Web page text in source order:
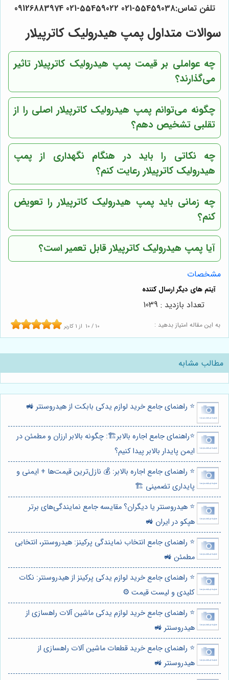
تلفن تماس:55459038-021 55459022-021 09126883974
سوالات متداول پمپ هیدرولیک کاترپیلار
چه عواملی بر قیمت پمپ هیدرولیک کاترپیلار تاثیر
می‌گذارند؟
چگونه می‌توانم پمپ هیدرولیک کاترپیلار اصلی را از
تقلبی تشخیص دهم؟
چه نکاتی را باید در هنگام نگهداری از پمپ
هیدرولیک کاترپیلار رعایت کنم؟
چه زمانی باید پمپ هیدرولیک کاترپیلار را تعویض
کنم؟
آیا پمپ هیدرولیک کاترپیلار قابل تعمیر است؟
مشخصات
به این مقاله امتیاز بدهید : 10 / 10 از 1 کاربر
تعداد بازدید : 1039
مطالب مشابه
⭐️ راهنمای جامع خرید لوازم یدکی بابکت از هیدروسنتر 🚜
⭐️راهنمای جامع اجاره بالابر🏗️: چگونه بالابر ارزان و مطمئن در
ایمن پایدار بالابر پیدا کنیم؟
⭐️ راهنمای جامع اجاره بالابر: 💰 نازل‌ترین قیمت‌ها + ایمنی و
پایداری تضمینی 🏗️
⭐️ هیدروسنتر یا دیگران؟ مقایسه جامع نمایندگی‌های برتر
هپکو در ایران 🚜
⭐️ راهنمای جامع انتخاب نمایندگی پرکینز: هیدروسنتر، انتخابی
مطمئن 🚜
⭐️ راهنمای جامع خرید لوازم یدکی پرکینز از هیدروسنتر: نکات
کلیدی و لیست قیمت ⚙️
⭐️ راهنمای جامع خرید لوازم یدکی ماشین آلات راهسازی از
هیدروسنتر 🚜
⭐️ راهنمای جامع خرید قطعات ماشین آلات راهسازی از
هیدروسنتر 🚜